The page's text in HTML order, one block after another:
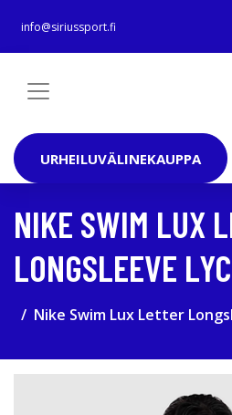
info@siriussport.fi
URHEILUVÄLINEKAUPPA
NIKE SWIM LUX
LONGSLEEVE
Nike Swim Lux Letter